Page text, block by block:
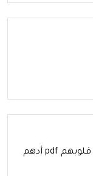
تحميل كتاب الى المنكسرة قلوبهم pdf أدهم